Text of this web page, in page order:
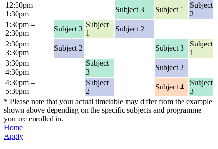
12:30pm –
1:30pm
Subject 3 Subject 1
Subject
2
1:30pm –
2:30pm
Subject 3
Subject
1
Subject 2
2:30pm –
3:30pm
Subject 2 Subject 3
Subject
1
3:30pm –
4:30pm
Subject
3
Subject 2
4:30pm –
5:30pm
Subject
2
Subject 4
Subject
3
* Please note that your actual timetable may differ from the example
shown above depending on the specific subjects and programme
you are enrolled in.
Home
Apply